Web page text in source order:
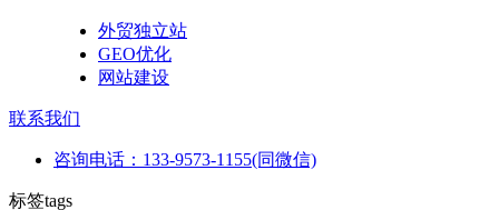
外贸独立站
GEO优化
网站建设
联系我们
咨询电话：133-9573-1155(同微信)
标签tags